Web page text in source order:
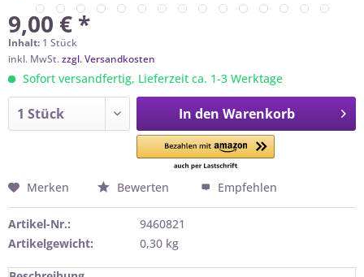
9,00 € *
Inhalt: 1 Stück
inkl. MwSt.zzgl. Versandkosten
Sofort versandfertig, Lieferzeit ca. 1-3 Werktage
In den Warenkorb
Merken Bewerten Empfehlen
Artikel-Nr.:
9460821
Artikelgewicht:
0,30 kg